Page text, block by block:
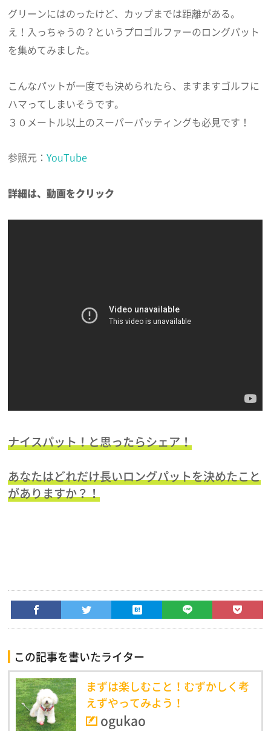
グリーンにはのったけど、カップまでは距離がある。
え！入っちゃうの？というプロゴルファーのロングパット
を集めてみました。
こんなパットが一度でも決められたら、ますますゴルフに
ハマってしまいそうです。
３０メートル以上のスーパーパッティングも必見です！
参照元：YouTube
詳細は、動画をクリック
ナイスパット！と思ったらシェア！
あなたはどれだけ長いロングパットを決めたこと
がありますか？！
この記事を書いたライター
まずは楽しむこと！むずかしく考
えずやってみよう！
ogukao